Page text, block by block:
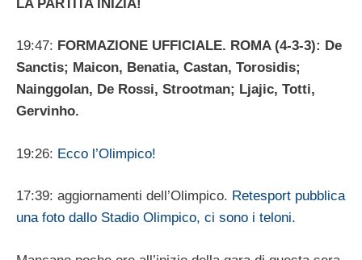
LA PARTITA INIZIA!
19:47: FORMAZIONE UFFICIALE. ROMA (4-3-3): De
Sanctis; Maicon, Benatia, Castan, Torosidis;
Nainggolan, De Rossi, Strootman; Ljajic, Totti,
Gervinho.
19:26: Ecco l’Olimpico!
17:39: aggiornamenti dell’Olimpico. Retesport pubblica
una foto dallo Stadio Olimpico, ci sono i teloni.